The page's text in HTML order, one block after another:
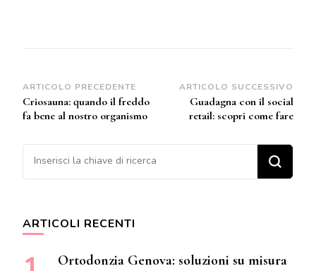
Navigazione
articoli
ARTICOLO PRECEDENTE
Criosauna: quando il freddo
fa bene al nostro organismo
ARTICOLO SUCCESSIVO
Guadagna con il social
retail: scopri come fare
Cerchi qualcosa?
ARTICOLI RECENTI
Ortodonzia Genova: soluzioni su misura